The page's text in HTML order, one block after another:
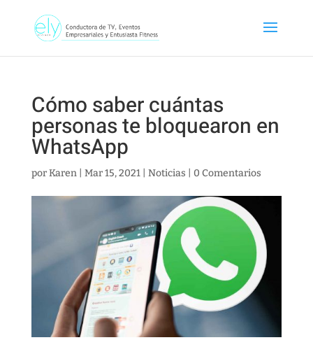
Cómo saber cuántas
personas te bloquearon en
WhatsApp
porKaren| Mar 15, 2021| Noticias 0 Comentarios